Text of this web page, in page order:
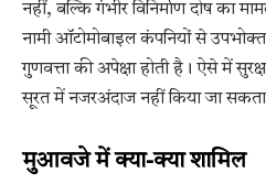
नहीं, बल्कि गंभीर विनिर्माण दोष का
नामी ऑटोमोबाइल कंपनियों से
गुणवत्ता की अपेक्षा होती है। ऐसे में
सूरत में नजरअंदाज नहीं किया जा
मुआवजे में क्या-क्या शामिल